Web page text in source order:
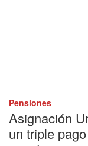
Pensiones
Asignación
un triple